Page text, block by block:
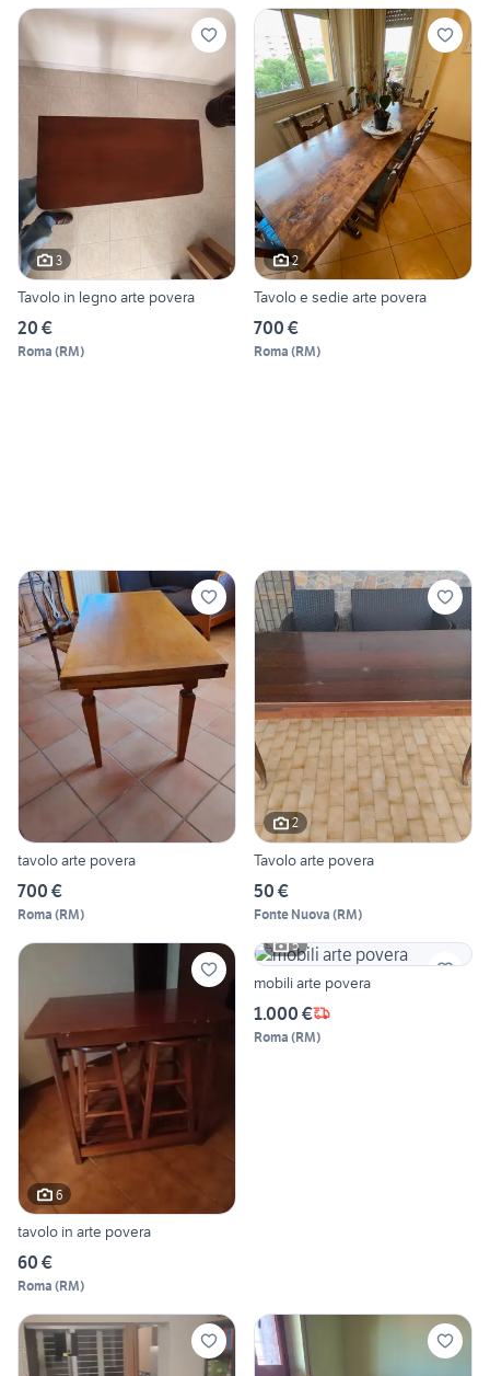
3
Tavolo in legno arte povera
20 €
Roma (RM)
2
Tavolo e sedie arte povera
700 €
Roma (RM)
tavolo arte povera
700 €
Roma (RM)
2
Tavolo arte povera
50 €
Fonte Nuova (RM)
6
tavolo in arte povera
60 €
Roma (RM)
5
mobili arte povera
1.000 €
Roma (RM)